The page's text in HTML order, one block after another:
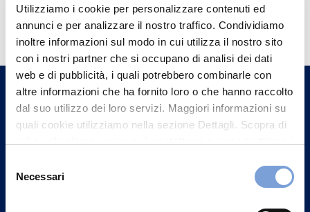
Utilizziamo i cookie per personalizzare contenuti ed
annunci e per analizzare il nostro traffico. Condividiamo
inoltre informazioni sul modo in cui utilizza il nostro sito
con i nostri partner che si occupano di analisi dei dati
web e di pubblicità, i quali potrebbero combinarle con
altre informazioni che ha fornito loro o che hanno raccolto
dal suo utilizzo dei loro servizi. Maggiori informazioni su
quali cookie utilizziamo nella sezione Dettagli. Scopra di
può trovare nel footer del sito nella sezione "Informativa
delNecessari
Hai bisogno di
informazioni?
Trova l'Agenzia più vicina a te e parla con
un nostro Agente.
Contattaci